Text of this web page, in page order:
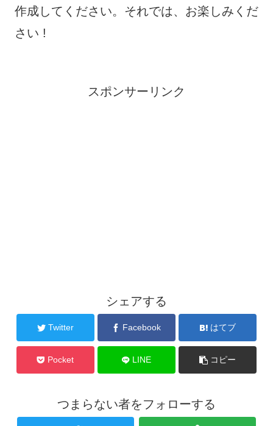
作成してください。それでは、お楽しみくだ
さい !
スポンサーリンク
シェアする
Twitter Facebook はてブ
Pocket LINE コピー
つまらない者をフォローする